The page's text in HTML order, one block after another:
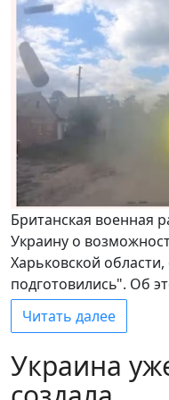
Британская военная
Украину о
Харьковской
подготовились". Об
Читать далее
Украина